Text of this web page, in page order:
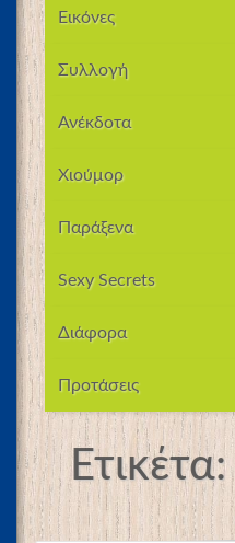
Εικόνες
Συλλογή
Ανέκδοτα
Χιούμορ
Παράξενα
Sexy Secrets
Διάφορα
Προτάσεις
Ετικέτα: